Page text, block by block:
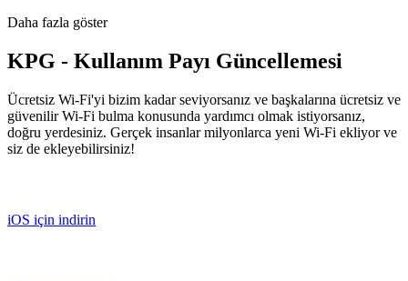
Daha fazla göster
KPG - Kullanım Payı Güncellemesi
Ücretsiz Wi-Fi'yi bizim kadar seviyorsanız ve başkalarına ücretsiz ve
güvenilir Wi-Fi bulma konusunda yardımcı olmak istiyorsanız,
doğru yerdesiniz. Gerçek insanlar milyonlarca yeni Wi-Fi ekliyor ve
siz de ekleyebilirsiniz!
iOS için indirin